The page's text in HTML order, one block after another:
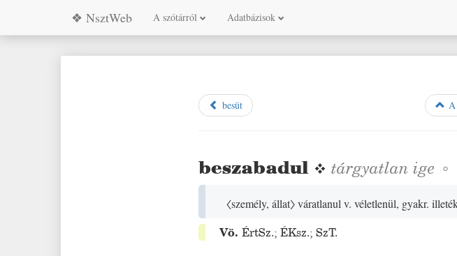
❖ NsztWeb A szótárról Adatbázisok
besüt
beszabadul ❖tárgyatlan ige ◦
〈személy, állat〉váratlanul v. véletlenül, gyakr.
Vö.ÉrtSz.;ÉKsz.;SzT.